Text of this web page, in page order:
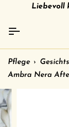
Inhalt
Liebevoll
gratis
Pflege ›
Ambra Nera